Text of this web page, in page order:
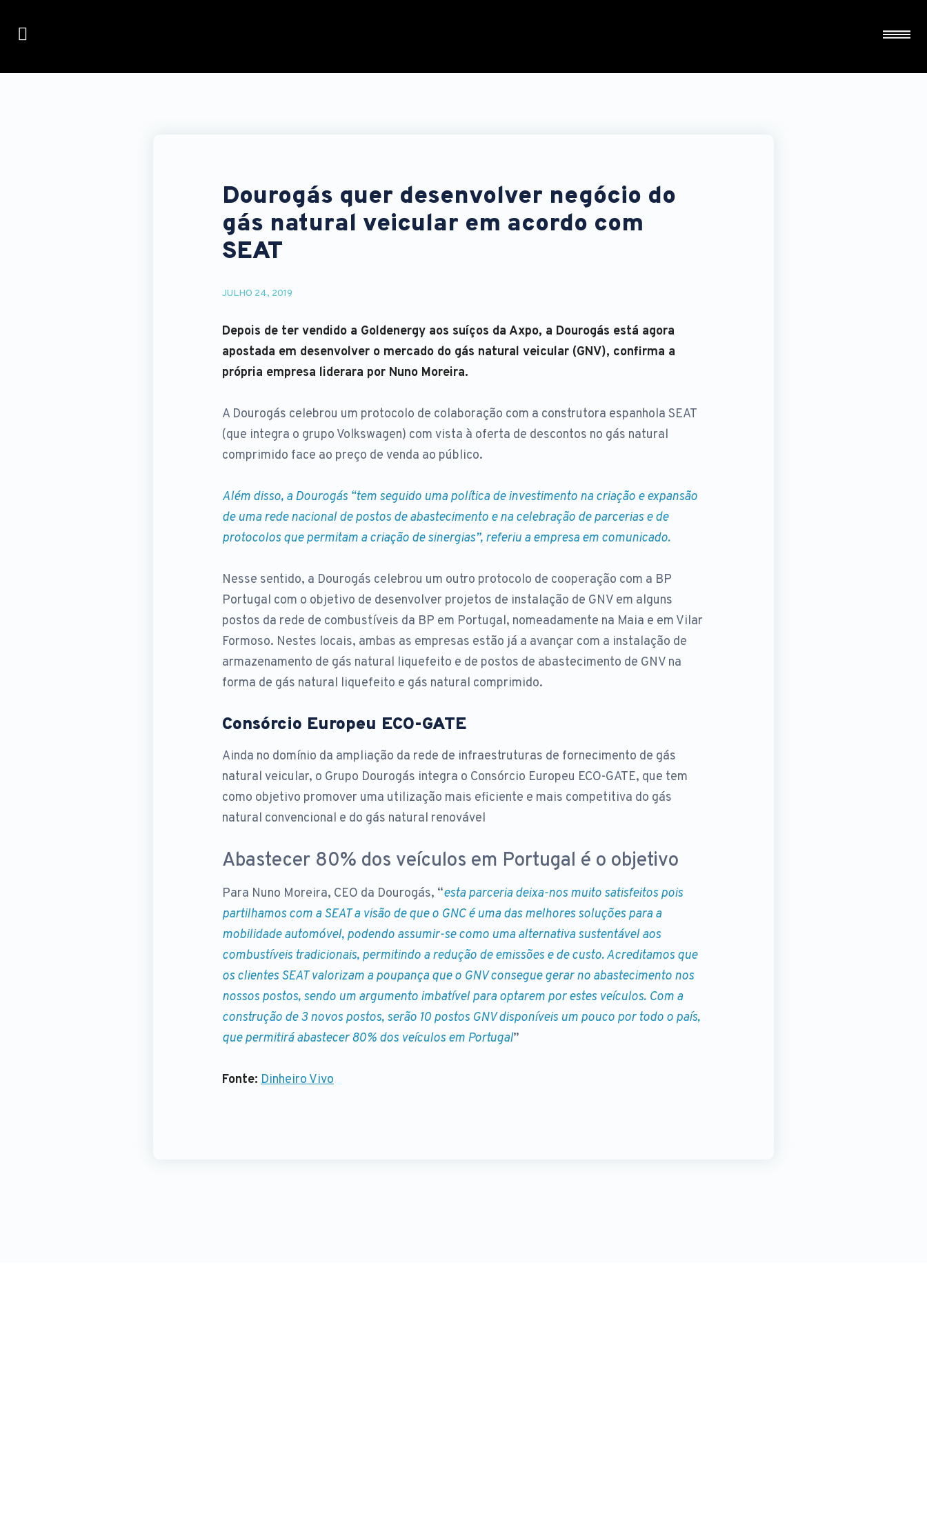
Dourogás quer desenvolver negócio do
gás natural veicular em acordo com
SEAT
JULHO 24, 2019
Depois de ter vendido a Goldenergy aos suíços da Axpo, a Dourogás está agora
apostada em desenvolver o mercado do gás natural veicular (GNV), confirma a
própria empresa liderara por Nuno Moreira.
A Dourogás celebrou um protocolo de colaboração com a construtora espanhola SEAT
(que integra o grupo Volkswagen) com vista à oferta de descontos no gás natural
comprimido face ao preço de venda ao público.
Além disso, a Dourogás “tem seguido uma política de investimento na criação e expansão
de uma rede nacional de postos de abastecimento e na celebração de parcerias e de
protocolos que permitam a criação de sinergias”, referiu a empresa em comunicado.
Nesse sentido, a Dourogás celebrou um outro protocolo de cooperação com a BP
Portugal com o objetivo de desenvolver projetos de instalação de GNV em alguns
postos da rede de combustíveis da BP em Portugal, nomeadamente na Maia e em Vilar
Formoso. Nestes locais, ambas as empresas estão já a avançar com a instalação de
armazenamento de gás natural liquefeito e de postos de abastecimento de GNV na
forma de gás natural liquefeito e gás natural comprimido.
Consórcio Europeu ECO-GATE
Ainda no domínio da ampliação da rede de infraestruturas de fornecimento de gás
natural veicular, o Grupo Dourogás integra o Consórcio Europeu ECO-GATE, que tem
como objetivo promover uma utilização mais eficiente e mais competitiva do gás
natural convencional e do gás natural renovável
Abastecer 80% dos veículos em Portugal é o objetivo
Para Nuno Moreira, CEO da Dourogás, “esta parceria deixa-nos muito satisfeitos pois
partilhamos com a SEAT a visão de que o GNC é uma das melhores soluções para a
mobilidade automóvel, podendo assumir-se como uma alternativa sustentável aos
combustíveis tradicionais, permitindo a redução de emissões e de custo. Acreditamos que
os clientes SEAT valorizam a poupança que o GNV consegue gerar no abastecimento nos
nossos postos, sendo um argumento imbatível para optarem por estes veículos. Com a
construção de 3 novos postos, serão 10 postos GNV disponíveis um pouco por todo o país,
que permitirá abastecer 80% dos veículos em Portugal”
Fonte: Dinheiro Vivo